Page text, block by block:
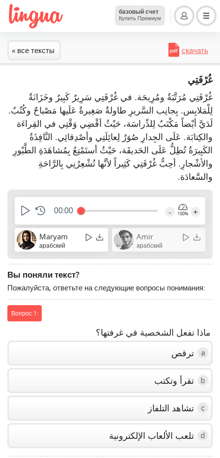
базовый счет
Купить Премиум
« все тексты скачать
غُرْفَتِي
غُرْفَتِي مُرَتَّبَةٌ ومُرِيحَة. في غُرْفَتِي سَرِيرٌ كَبِيرٌ وخَزَانَةٌ
لِلْمَلابِس. بِجانِب السَّريرِ طاولةٌ صَغِيرةٌ عَلَيها مَصْباحٌ وكُتُبٌ.
لَدَيَّ أيْضاً مَكْتَبٌ لِلدِّراسَة، حَيْثُ أقْضِي وَقْتِي في القِراءَة
والكِتابَة. عَلَى الجِدارِ صُوَرٌ لِعائِلَتِي وأصْدِقائِي. النَّافِذَةُ
الكَبِيرَةُ تُطِلُّ عَلَى الحَديقَة، حَيْثُ أستَمْتِعُ بِمُشاهَدَةِ الطَّيْورِ
والأشْجارِ. أحِبُّ غُرْفَتِي كَثِيراً لأنَّها تُشْعِرُنِي بِالرَّاحَةِ
والسَّعادَة.
00:00 - 100% +
Maryam
арабский
Amir
арабский
Вы поняли текст?
Пожалуйста, ответьте на следующие вопросы понимания:
Вопрос 1:
ماذا تفعل الشخصية في غرفتها؟
a ترقص
b تقرأ وتكتب
c تشاهد التلفاز
d تلعب الألعاب الإلكترونية